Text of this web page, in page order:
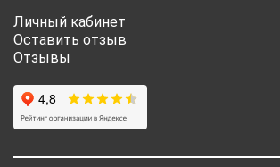
Личный кабинет
Оставить отзыв
Отзывы